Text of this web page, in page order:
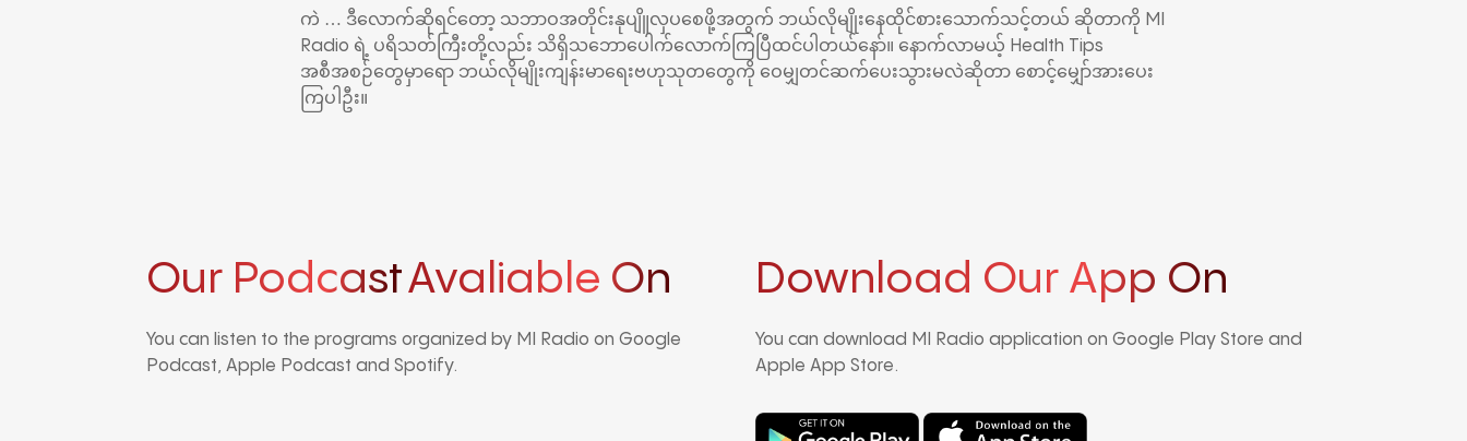
ကဲ … ဒီလောက်ဆိုရင်တော့ သဘာဝအတိုင်းနုပျိူလှပစေဖို့အတွက် ဘယ်လိုမျိုးနေထိုင်စားသောက်သင့်တယ် ဆိုတာကို MI
Radio ရဲ့ ပရိသတ်ကြီးတို့လည်း သိရှိသဘောပေါက်လောက်ကြပြီထင်ပါတယ်နော်။ နောက်လာမယ့် Health Tips
အစီအစဉ်တွေမှာရော ဘယ်လိုမျိုးကျန်းမာရေးဗဟုသုတတွေကို ဝေမျှတင်ဆက်ပေးသွားမလဲဆိုတာ စောင့်မျှော်အားပေး
ကြပါဦး။
Our PodcastAvaliable On
You can listen to the programs organized by MI Radio on Google
Podcast, Apple Podcast and Spotify.
Download Our App On
You can download MI Radio application on Google Play Store and
Apple App Store.